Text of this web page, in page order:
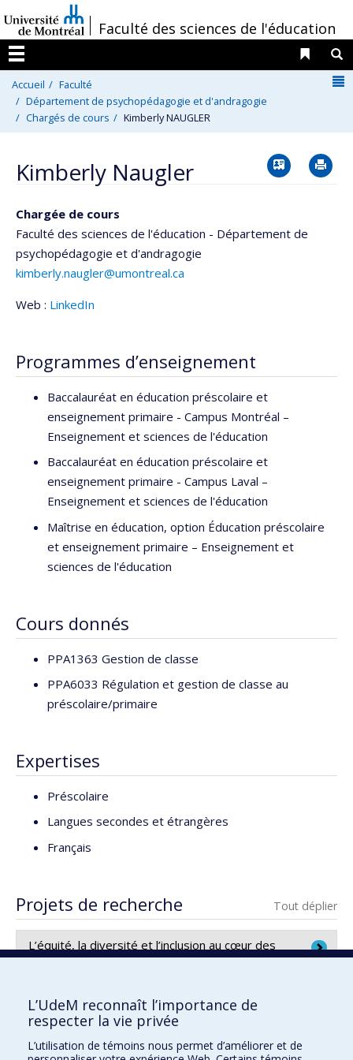
au
contenu
/Faculté des sciences de l'éducation
Menu
Liens
Accueil
Faculté
Département de psychopédagogie et d'andragogie
Chargés de cours
Kimberly NAUGLER
Kimberly Naugler Vcard
Chargée de cours
Faculté des sciences de l'éducation - Département de
psychopédagogie et d'andragogie
kimberly.naugler@umontreal.ca
Web : LinkedIn
Programmes d’enseignement
Baccalauréat en éducation préscolaire et
enseignement primaire - Campus Montréal –
Enseignement et sciences de l'éducation
Baccalauréat en éducation préscolaire et
enseignement primaire - Campus Laval –
Enseignement et sciences de l'éducation
Maîtrise en éducation, option Éducation préscolaire
et enseignement primaire – Enseignement et
sciences de l'éducation
Cours donnés
PPA1363 Gestion de classe
PPA6033 Régulation et gestion de classe au
préscolaire/primaire
Expertises
Préscolaire
Langues secondes et étrangères
Français
Projets de recherche Tout déplier
L’équité, la diversité et l’inclusion au cœur des
stages en formation à l’enseignement : partage
Chercheur principal : Rola Koubeissy
Co-chercheurs :
Annie Malo
Kimberly Naugler
Faculté des sciences de l'éducation
L’UdeM reconnaît l’importance de
respecter la vie privée
L’utilisation de témoins nous permet d’améliorer et de